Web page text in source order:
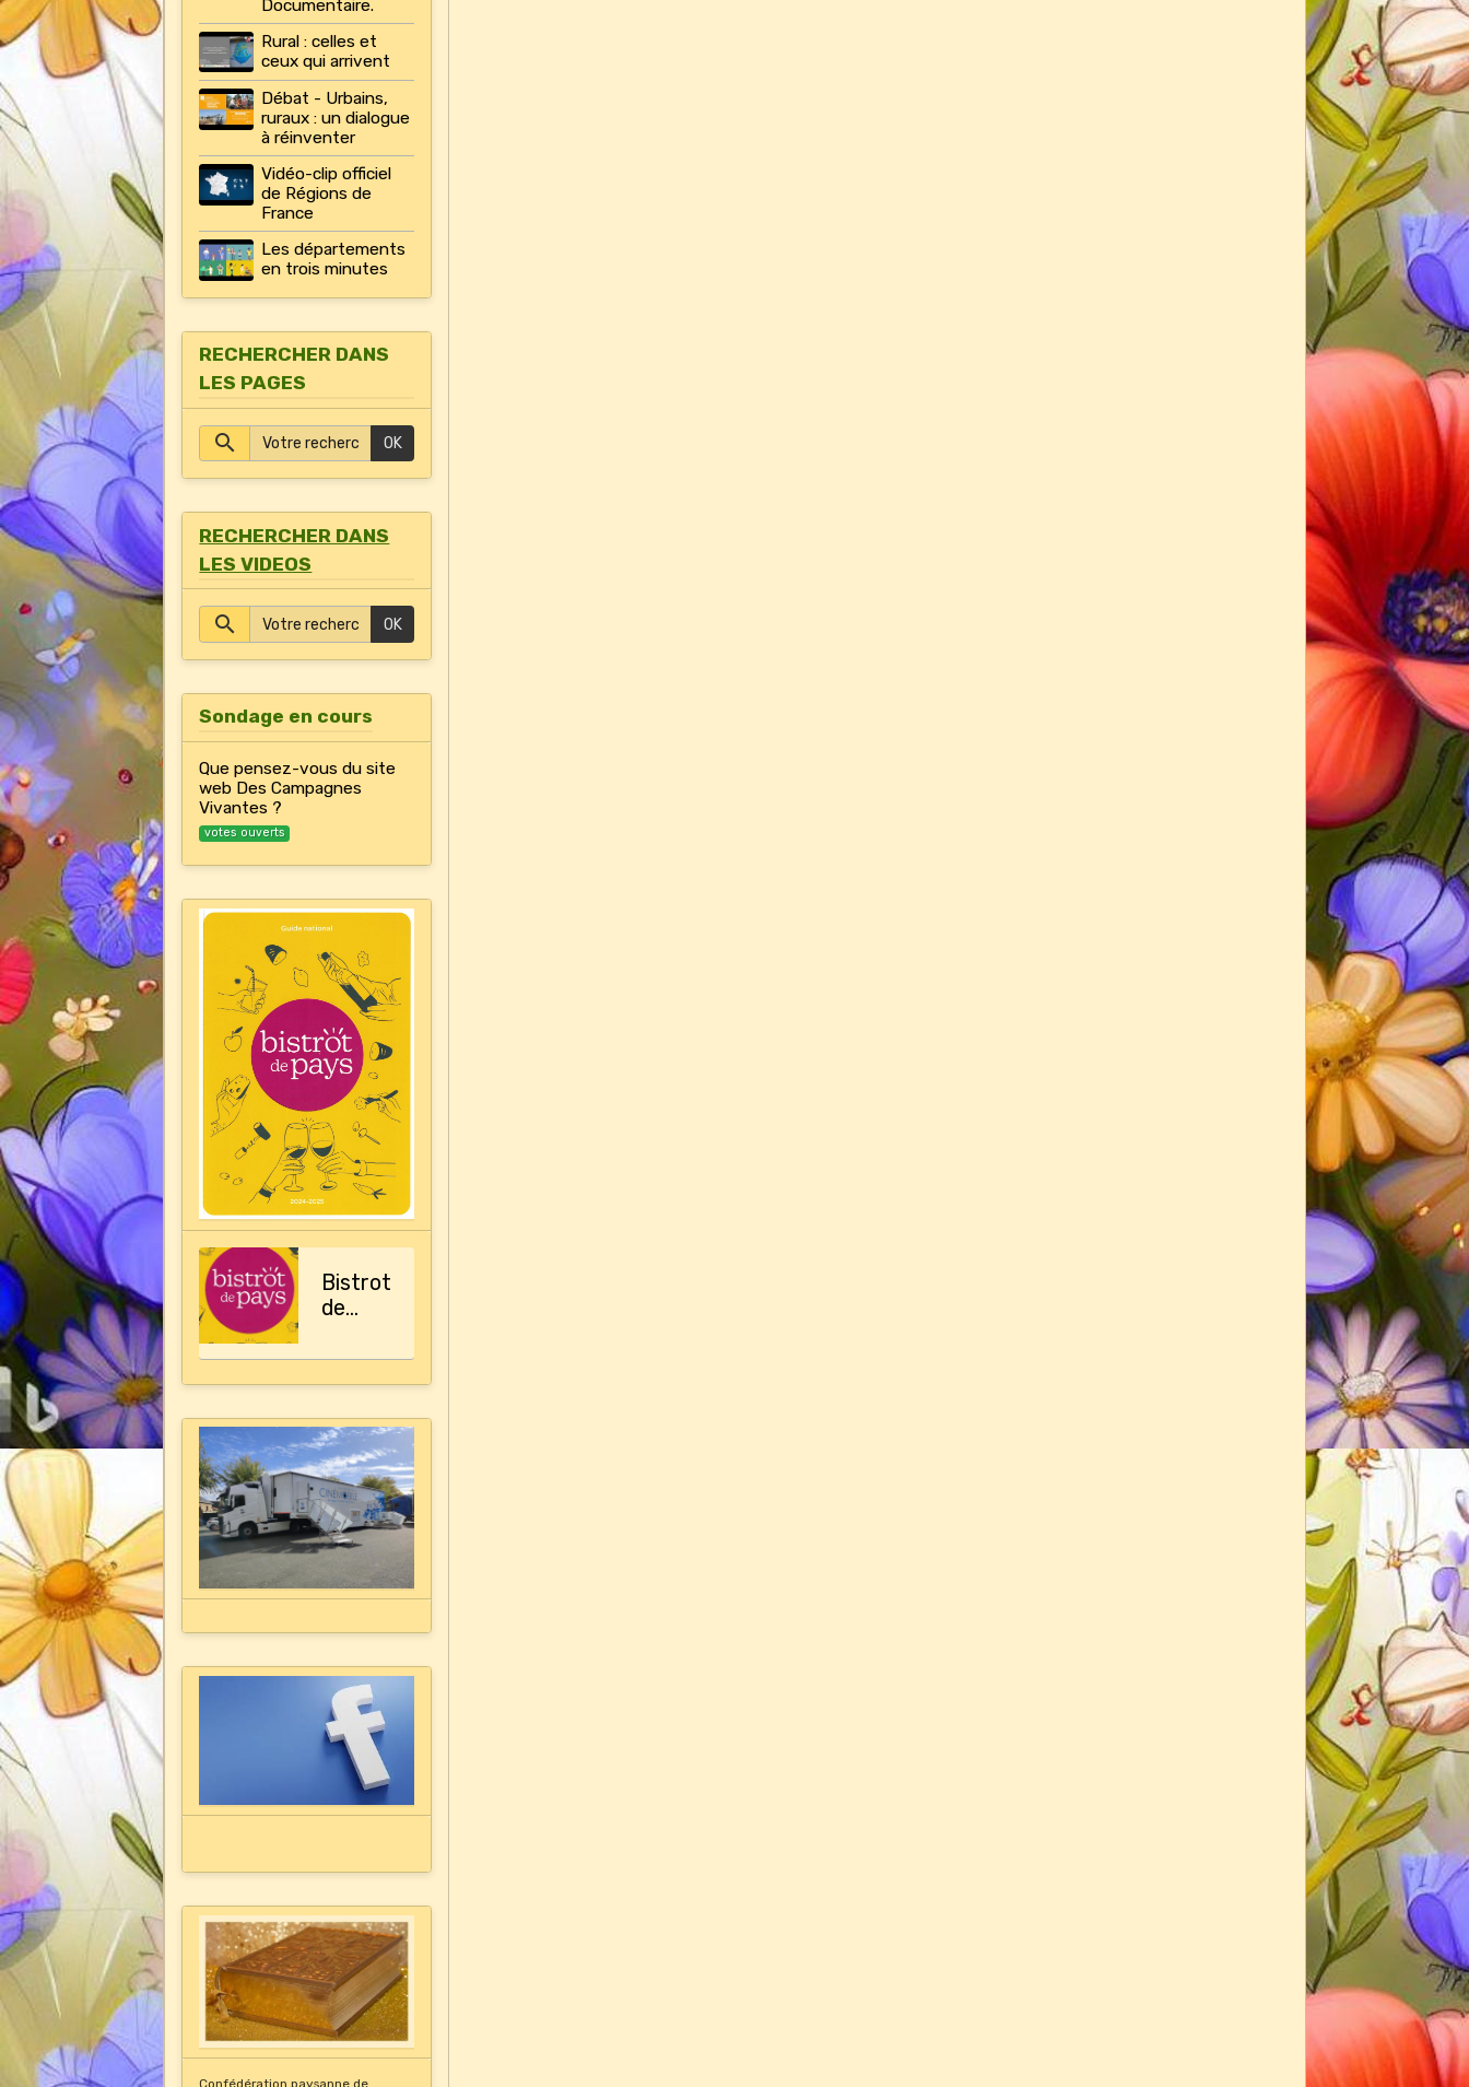
Documentaire.
Rural : celles et
ceux qui arrivent
Débat - Urbains,
ruraux : un dialogue
à réinventer
Vidéo-clip officiel
de Régions de
France
Les départements
en trois minutes
RECHERCHER DANS
LES PAGES
OK
RECHERCHER DANS
LES VIDEOS
OK
Sondage en cours
Que pensez-vous du site
web Des Campagnes
Vivantes ?
votes ouverts
Bistrot
de
le
guide